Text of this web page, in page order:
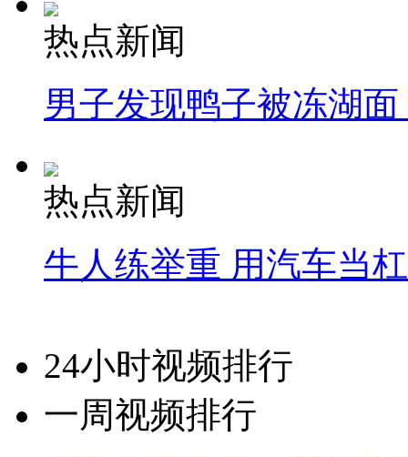
热点新闻
男子发现鸭子被冻湖
热点新闻
牛人练举重 用汽车当
24小时视频排行
一周视频排行